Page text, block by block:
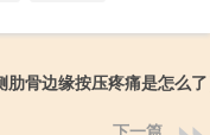
骨边缘按压疼痛是怎么
下一篇